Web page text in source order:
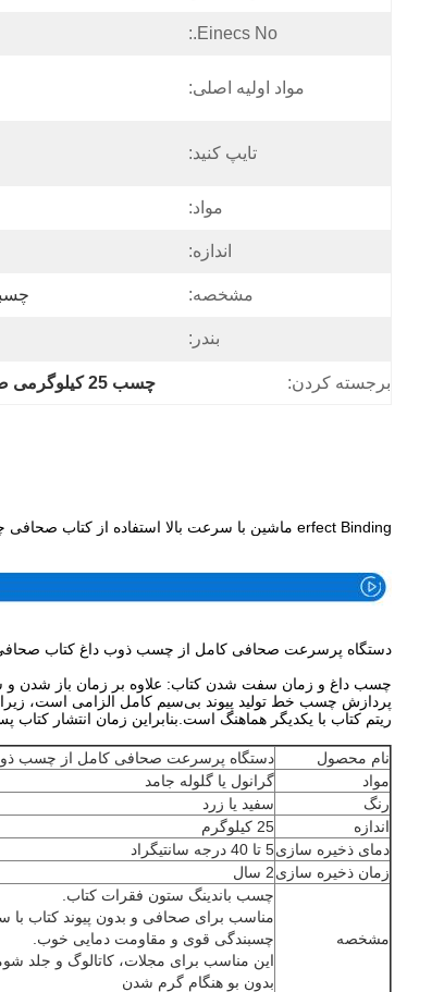
Einecs No.:
مواد اولیه اصلی:
تایپ کنید:
مواد:
اندازه:
مشخصه:
بندر:
برجسته کردن: چسب 25 کیلوگرمی صحافی داغ
erfect Binding ماشین با سرعت بالا استفاده از کتاب صحافی چسب Hot Melt AdhesiveSpecification
دستگاه پرسرعت صحافی کامل از چسب ذوب داغ کتاب صحافی
چسب داغ و زمان سفت شدن کتاب: علاوه بر زمان باز شدن
پردازش چسب خط تولید پیوند بی‌سیم کامل الزامی است،
ریتم کتاب با یکدیگر هماهنگ است.بنابراین زمان انتشار
نام محصول
دستگاه پرسرعت صحافی کامل از چسب ذوب
مواد
گرانول یا گلوله جامد
رنگ
سفید یا زرد
اندازه
25 کیلوگرم
دمای ذخیره سازی5 تا 40 درجه سانتیگراد
زمان ذخیره سازی2 سال
مشخصه
چسب باندینگ ستون فقرات کتاب.
مناسب برای صحافی و بدون پیوند کتاب با
چسبندگی قوی و مقاومت دمایی خوب.
این مناسب برای مجلات، کاتالوگ و جلد
بدون بو هنگام گرم شدن